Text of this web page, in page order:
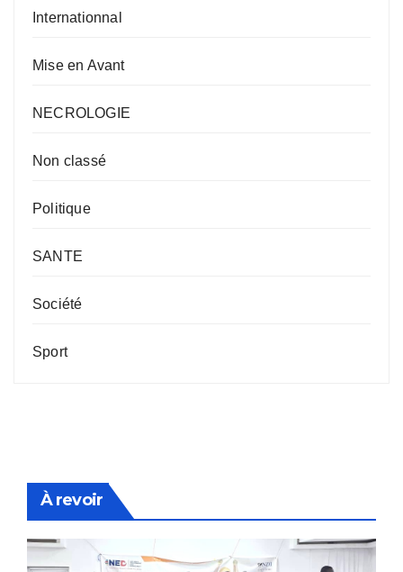
Internationnal
Mise en Avant
NECROLOGIE
Non classé
Politique
SANTE
Société
Sport
À revoir